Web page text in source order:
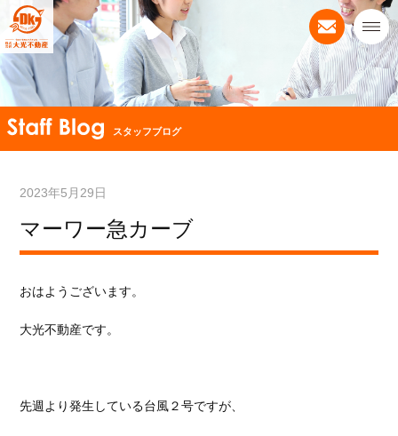
スタッフブログ
2023年5月29日
マーワー急カーブ
おはようございます。
大光不動産です。
先週より発生している台風２号ですが、